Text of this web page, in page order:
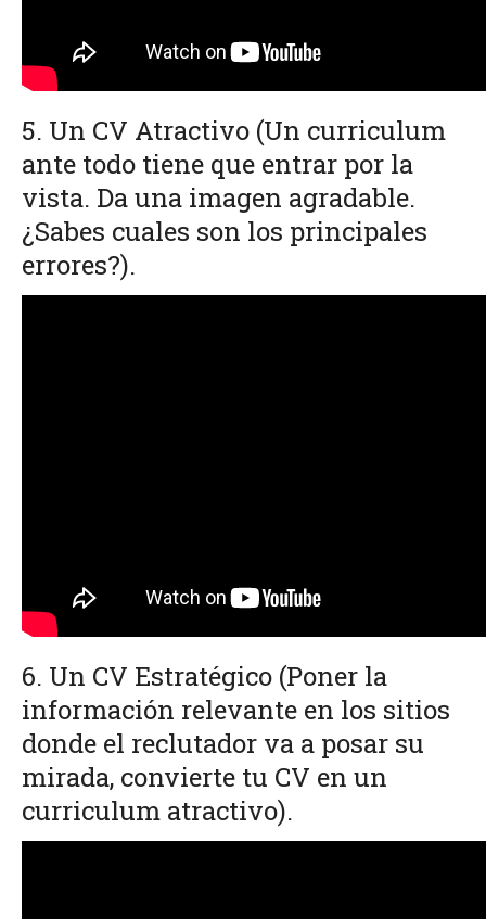
5. Un CV Atractivo (Un curriculum
ante todo tiene que entrar por la
vista. Da una imagen agradable.
¿Sabes cuales son los principales
errores?).
6. Un CV Estratégico (Poner la
información relevante en los sitios
donde el reclutador va a posar su
mirada, convierte tu CV en un
curriculum atractivo).